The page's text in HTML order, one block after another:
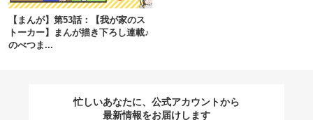
【まんが】第53話：【我が家のス
トーカー】まんが描き下ろし連載♪
のべつま...
忙しいあなたに、公式アカウントから
最新情報をお届けします